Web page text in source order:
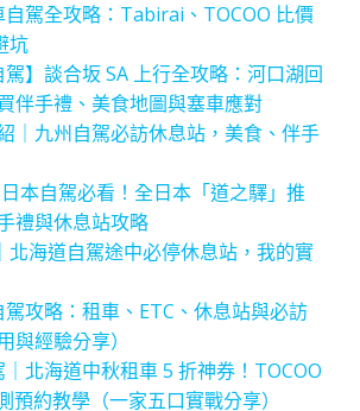
自駕全攻略：Tabirai、TOCOO 比價
坑
駕】談合坂 SA 上行全攻略：河口湖回
伴手禮、美食地圖與塞車應對
｜九州自駕必訪休息站，美食、伴手
日本自駕必看！全日本「道之驛」推
禮與休息站攻略
北海道自駕途中必停休息站，我的實
攻略：租車、ETC、休息站與必訪
與經驗分享）
北海道中秋租車 5 折神券！TOCOO
預約教學（一家五口實戰分享）